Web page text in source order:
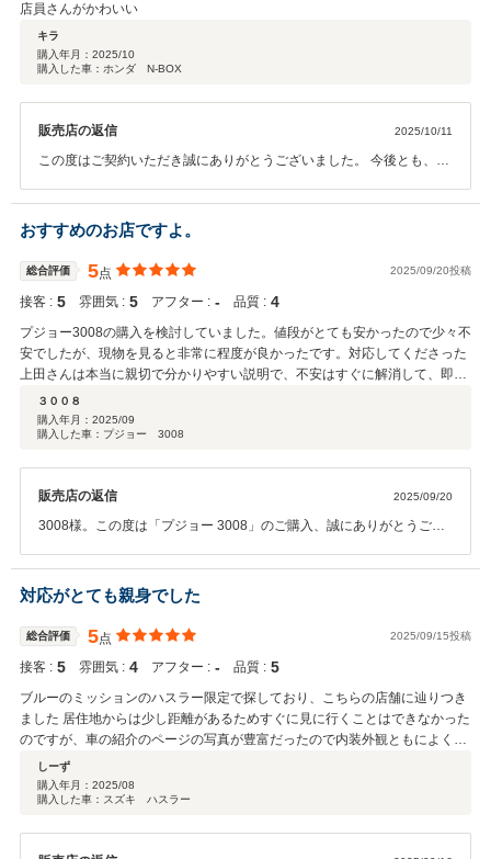
店員さんがかわいい
キラ
購入年月： 2025/10
購入した車：ホンダ N-BOX
販売店の返信 2025/10/11
この度はご契約いただき誠にありがとうございました。 今後とも、従
も、是非、よろしくお願い申し上げます。
おすすめのお店ですよ。
総合評価 5点 2025/09/20投稿
接客 : 5 雰囲気 : 5 アフター : ‐ 品質 : 4
プジョー3008の購入を検討していました。値段がとても安かったので少々不
安でしたが、現物を見ると非常に程度が良かったです。対応してくださった
上田さんは本当に親切で分かりやすい説明で、不安はすぐに解消して、即決
で購入を決めました。とても良いお店なのでおすすめですよ。
３００８
購入年月： 2025/09
購入した車：プジョー 3008
販売店の返信 2025/09/20
3008様。この度は「プジョー 3008」のご購入、誠にありがとうござ
き、大変嬉しく思っております。また、クチコミにてありがたいお言
葉を頂戴し、心より感謝致します。ご納車に向けてのご準備を誠心誠
意進めさせて頂きます。3008様が充実したカーライフをお送り頂けま
すことを、心よりお祈りしております。今後も宜しくお願い致しま
す。担当：上田
対応がとても親身でした
総合評価 5点 2025/09/15投稿
接客 : 5 雰囲気 : 4 アフター : ‐ 品質 : 5
ブルーのミッションのハスラー限定で探しており、こちらの店舗に辿りつき
ました 居住地からは少し距離があるためすぐに見に行くことはできなかった
のですが、車の紹介のページの写真が豊富だったので内装外観ともによくわ
かりました 店舗には電話で問い合わせたのですが、遠方で見に行けないと伝
えるとその場で車まで行っていただき、臭いや細かいキズ、設備の動作状況
なども説明してくれてとても信頼感に繋がりました 購入を決めてからもライ
しーず
購入年月： 2025/08
購入した車：スズキ ハスラー